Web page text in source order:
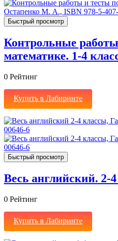
Быстрый просмотр
Контрольные
математике. 1-4
0 Рейтинг
Купить в Лабиринте
Быстрый просмотр
Весь английский. 2-
0 Рейтинг
Купить в Лабиринте